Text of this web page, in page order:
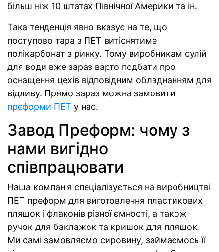
більш ніж 10 штатах Північної Америки та ін.
Така тенденція явно вказує на те, що
поступово тара з ПЕТ витіснятиме
полікарбонат з ринку. Тому виробникам сулій
для води вже зараз варто подбати про
оснащення цехів відповідним обладнанням для
відливу. Прямо зараз можна замовити
преформи ПЕТ у нас.
Завод Преформ: чому з
нами вигідно
співпрацювати
Наша компанія спеціалізується на виробництві
ПЕТ преформ для виготовлення пластикових
пляшок і флаконів різної ємності, а також
ручок для баклажок та кришок для пляшок.
Ми самі замовляємо сировину, займаємось її